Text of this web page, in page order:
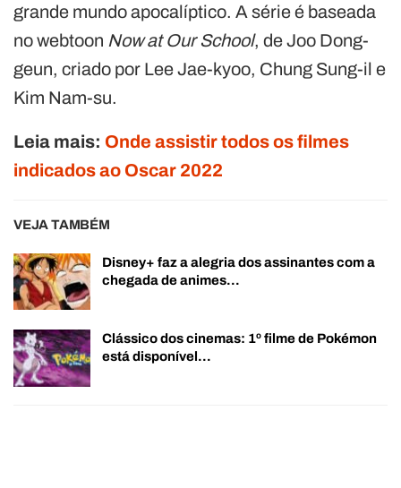
grande mundo apocalíptico. A série é baseada
no webtoon Now at Our School, de Joo Dong-
geun, criado por Lee Jae-kyoo, Chung Sung-il e
Kim Nam-su.
Leia mais: Onde assistir todos os filmes
indicados ao Oscar 2022
VEJA TAMBÉM
Disney+ faz a alegria dos assinantes com a
chegada de animes…
Clássico dos cinemas: 1º filme de Pokémon
está disponível…